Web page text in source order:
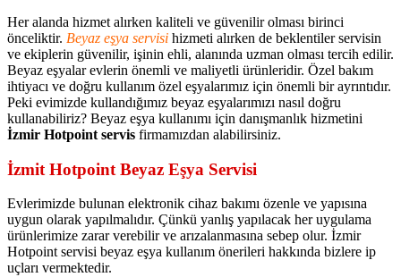
Her alanda hizmet alırken kaliteli ve güvenilir olması birinci
önceliktir. Beyaz eşya servisi hizmeti alırken de beklentiler servisin
ve ekiplerin güvenilir, işinin ehli, alanında uzman olması tercih edilir.
Beyaz eşyalar evlerin önemli ve maliyetli ürünleridir. Özel bakım
ihtiyacı ve doğru kullanım özel eşyalarımız için önemli bir ayrıntıdır.
Peki evimizde kullandığımız beyaz eşyalarımızı nasıl doğru
kullanabiliriz? Beyaz eşya kullanımı için danışmanlık hizmetini
İzmir Hotpoint servis firmamızdan alabilirsiniz.
İzmit Hotpoint Beyaz Eşya Servisi
Evlerimizde bulunan elektronik cihaz bakımı özenle ve yapısına
uygun olarak yapılmalıdır. Çünkü yanlış yapılacak her uygulama
ürünlerimize zarar verebilir ve arızalanmasına sebep olur. İzmir
Hotpoint servisi beyaz eşya kullanım önerileri hakkında bizlere ip
uçları vermektedir.